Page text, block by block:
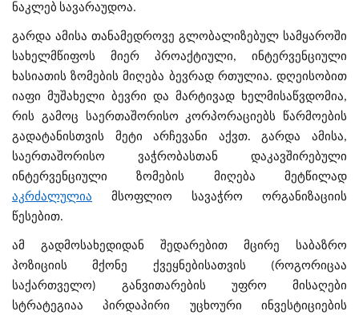
ნაკლებ სავარაუდოა.
გარდა ამისა თანამედროვე გლობალიზებულ სამყაროში
სახელმწიფოს მიერ პროაქტიული, ინტერვენციული
ხასიათის ზომების მიღება ბევრად რთულია. დღეისობით
იაფი მუშახელი ბევრი და მარტივად ხელმისაწვდომია,
რის გამოც საერთაშორისო კორპორაციებს წარმოების
გადატანისთვის მეტი არჩევანი აქვთ. გარდა ამისა,
საერთაშორისო ვაჭრობასთან დაკავშირებული
ინტერვენციული ზომების მიღება მეტწილად
აკრძალულია მსოფლიო სავაჭრო ორგანიზაციის
წესებით.
ამ გადმოსახედიდან შედარებით მცირე საბაზრო
პოზიციის მქონე ქვეყნებისათვის (როგორიცაა
საქართველო) განვითარების უფრო მისაღები
სტრატეგიაა პირდაპირი უცხოური ინვესტიციების